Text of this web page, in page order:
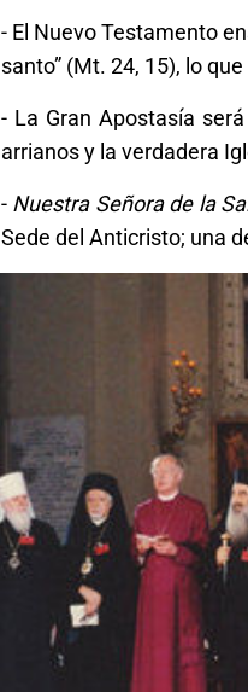
- El Nuevo Testamento
santo” (Mt. 24, 15), lo
- La Gran Apostasía
arrianos y la verdadera
- Nuestra Señora de la
Sede del Anticristo; una